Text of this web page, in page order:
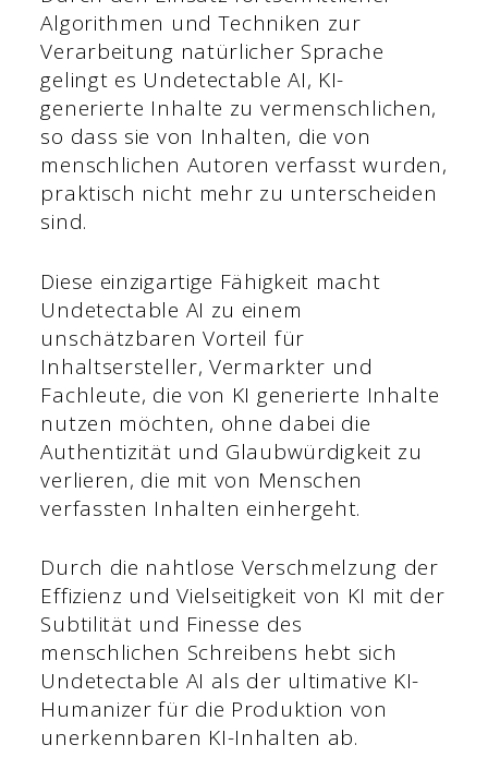
Algorithmen und Techniken zur
Verarbeitung natürlicher Sprache
gelingt es Undetectable AI, KI-
generierte Inhalte zu vermenschlichen,
so dass sie von Inhalten, die von
menschlichen Autoren verfasst wurden,
praktisch nicht mehr zu unterscheiden
sind.
Diese einzigartige Fähigkeit macht
Undetectable AI zu einem
unschätzbaren Vorteil für
Inhaltsersteller, Vermarkter und
Fachleute, die von KI generierte Inhalte
nutzen möchten, ohne dabei die
Authentizität und Glaubwürdigkeit zu
verlieren, die mit von Menschen
verfassten Inhalten einhergeht.
Durch die nahtlose Verschmelzung der
Effizienz und Vielseitigkeit von KI mit der
Subtilität und Finesse des
menschlichen Schreibens hebt sich
Undetectable AI als der ultimative KI-
Humanizer für die Produktion von
unerkennbaren KI-Inhalten ab.